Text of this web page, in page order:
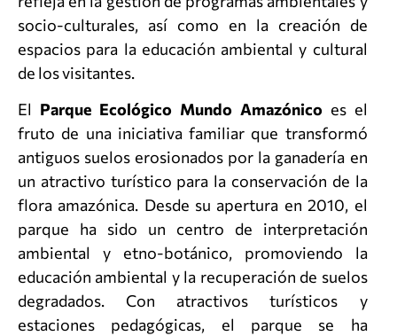
socio-culturales, así como en la creación de
espacios para la educación ambiental y cultural
de los visitantes.
El Parque Ecológico Mundo Amazónicoes el
fruto de una iniciativa familiar que transformó
antiguos suelos erosionados por la ganadería en
un atractivo turístico para la conservación de la
flora amazónica. Desde su apertura en 2010, el
parque ha sido un centro de interpretación
ambiental y etno-botánico, promoviendo la
educación ambiental y la recuperación de suelos
degradados. Con atractivos turísticos y
estaciones pedagógicas, el parque se ha